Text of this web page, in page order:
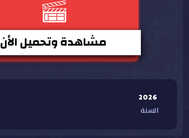
مشاهدة وتحميل الأن
2026
السنة